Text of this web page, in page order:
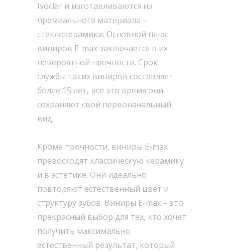
Ivoclar и изготавливаются из
премиального материала –
стеклокерамики. Основной плюс
виниров E-max заключается в их
невероятной прочности. Срок
службы таких виниров составляет
более 15 лет, все это время они
сохраняют свой первоначальный
вид.
Кроме прочности, виниры E-max
превосходят классическую керамику
и в эстетике. Они идеально
повторяют естественный цвет и
структуру зубов. Виниры E-max – это
прекрасный выбор для тех, кто хочет
получить максимально
естественный результат, который